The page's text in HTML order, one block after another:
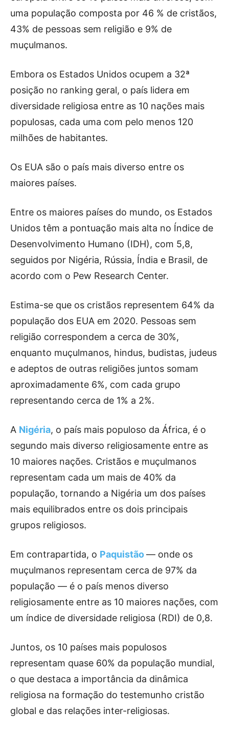
uma população composta por 46 % de cristãos,
43% de pessoas sem religião e 9% de
muçulmanos.
Embora os Estados Unidos ocupem a 32ª
posição no ranking geral, o país lidera em
diversidade religiosa entre as 10 nações mais
populosas, cada uma com pelo menos 120
milhões de habitantes.
Os EUA são o país mais diverso entre os
maiores países.
Entre os maiores países do mundo, os Estados
Unidos têm a pontuação mais alta no Índice de
Desenvolvimento Humano (IDH), com 5,8,
seguidos por Nigéria, Rússia, Índia e Brasil, de
acordo com o Pew Research Center.
Estima-se que os cristãos representem 64% da
população dos EUA em 2020. Pessoas sem
religião correspondem a cerca de 30%,
enquanto muçulmanos, hindus, budistas, judeus
e adeptos de outras religiões juntos somam
aproximadamente 6%, com cada grupo
representando cerca de 1% a 2%.
A Nigéria, o país mais populoso da África, é o
segundo mais diverso religiosamente entre as
10 maiores nações. Cristãos e muçulmanos
representam cada um mais de 40% da
população, tornando a Nigéria um dos países
mais equilibrados entre os dois principais
grupos religiosos.
Em contrapartida, o Paquistão— onde os
muçulmanos representam cerca de 97% da
população — é o país menos diverso
religiosamente entre as 10 maiores nações, com
um índice de diversidade religiosa (RDI) de 0,8.
Juntos, os 10 países mais populosos
representam quase 60% da população mundial,
o que destaca a importância da dinâmica
religiosa na formação do testemunho cristão
global e das relações inter-religiosas.